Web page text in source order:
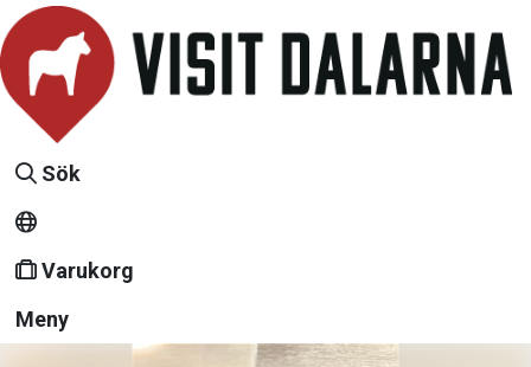
Sök
Varukorg
Meny